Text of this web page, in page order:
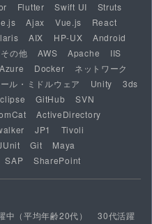
Flutter Swift UI
Struts
Ajax Vue.js
React
AIX HP-UX
Android
その他 AWS Apache
IIS
Azure Docker
ネットワーク
ル・ミドルウェア Unity
3ds
GitHub
SVN
ActiveDirectory
JP1
Tivoli
Git
Maya
SAP SharePoint
中（平均年齢20代）
30代活躍